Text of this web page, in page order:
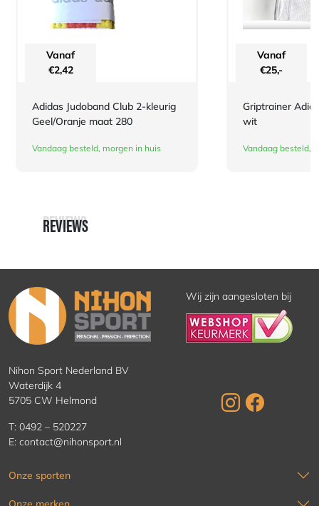
Vanaf
€2,42
Adidas Judoband Club 2-kleurig
Geel/Oranje maat 280
Vandaag besteld, morgen in huis
Vanaf
€25,-
Griptrainer
wit
Vandaag besteld,
REVIEWS
REVIEWS
Wij zijn aangesloten bij
Nihon Sport Nederland BV
Waterdijk 4
5705 CW Helmond
T: 0492 – 520227
E: contact@nihonsport.nl
Onze sporten